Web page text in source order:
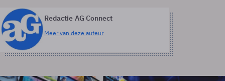
Redactie AG Connect
Meer van deze auteur